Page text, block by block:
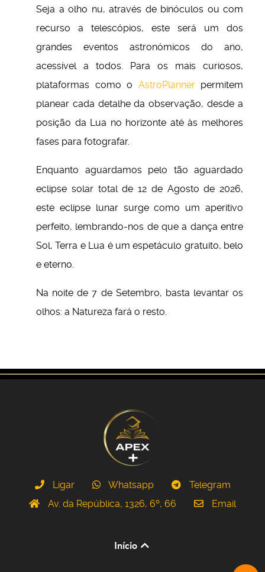
Seja a olho nu, através de binóculos ou com
recurso a telescópios, este será um dos
grandes eventos astronómicos do ano,
acessível a todos. Para os mais curiosos,
plataformas como o AstroPlannerpermitem
planear cada detalhe da observação, desde a
posição da Lua no horizonte até às melhores
fases para fotografar.
Enquanto aguardamos pelo tão aguardado
eclipse solar total de 12 de Agosto de 2026,
este eclipse lunar surge como um aperitivo
perfeito, lembrando-nos de que a dança entre
Sol, Terra e Lua é um espetáculo gratuito, belo
e eterno.
Na noite de 7 de Setembro, basta levantar os
olhos: a Natureza fará o resto.
Ligar Whatsapp
Telegram
Av. da República, 1326, 6º, 66
Email
Início